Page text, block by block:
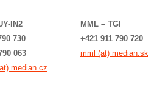
IN2
730
063
median.cz
MML – TGI
+421 911 790 720
mml (at) median.sk